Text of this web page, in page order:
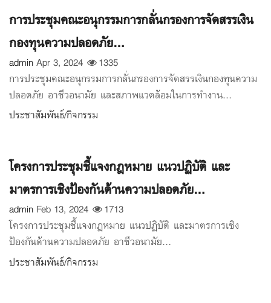
การประชุมคณะอนุกรรมการกลั่นกรองการจัดสรรเงิน
กองทุนความปลอดภัย...
adminApr 3, 2024
1335
การประชุมคณะอนุกรรมการกลั่นกรองการจัดสรรเงินกองทุนความ
ปลอดภัย อาชีวอนามัย และสภาพแวดล้อมในการทำงาน...
ประชาสัมพันธ์/กิจกรรม
โครงการประชุมชี้แจงกฎหมาย แนวปฏิบัติ และ
มาตรการเชิงป้องกันด้านความปลอดภัย...
admin Feb 13, 2024
1713
โครงการประชุมชี้แจงกฎหมาย แนวปฏิบัติ และมาตรการเชิง
ป้องกันด้านความปลอดภัย อาชีวอนามัย...
ประชาสัมพันธ์/กิจกรรม